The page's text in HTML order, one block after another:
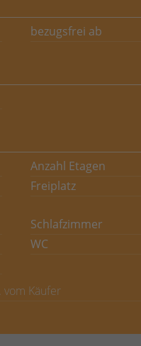
bezugsfrei ab
Anzahl Etagen
Freiplatz
Schlafzimmer
WC
vom Käufer